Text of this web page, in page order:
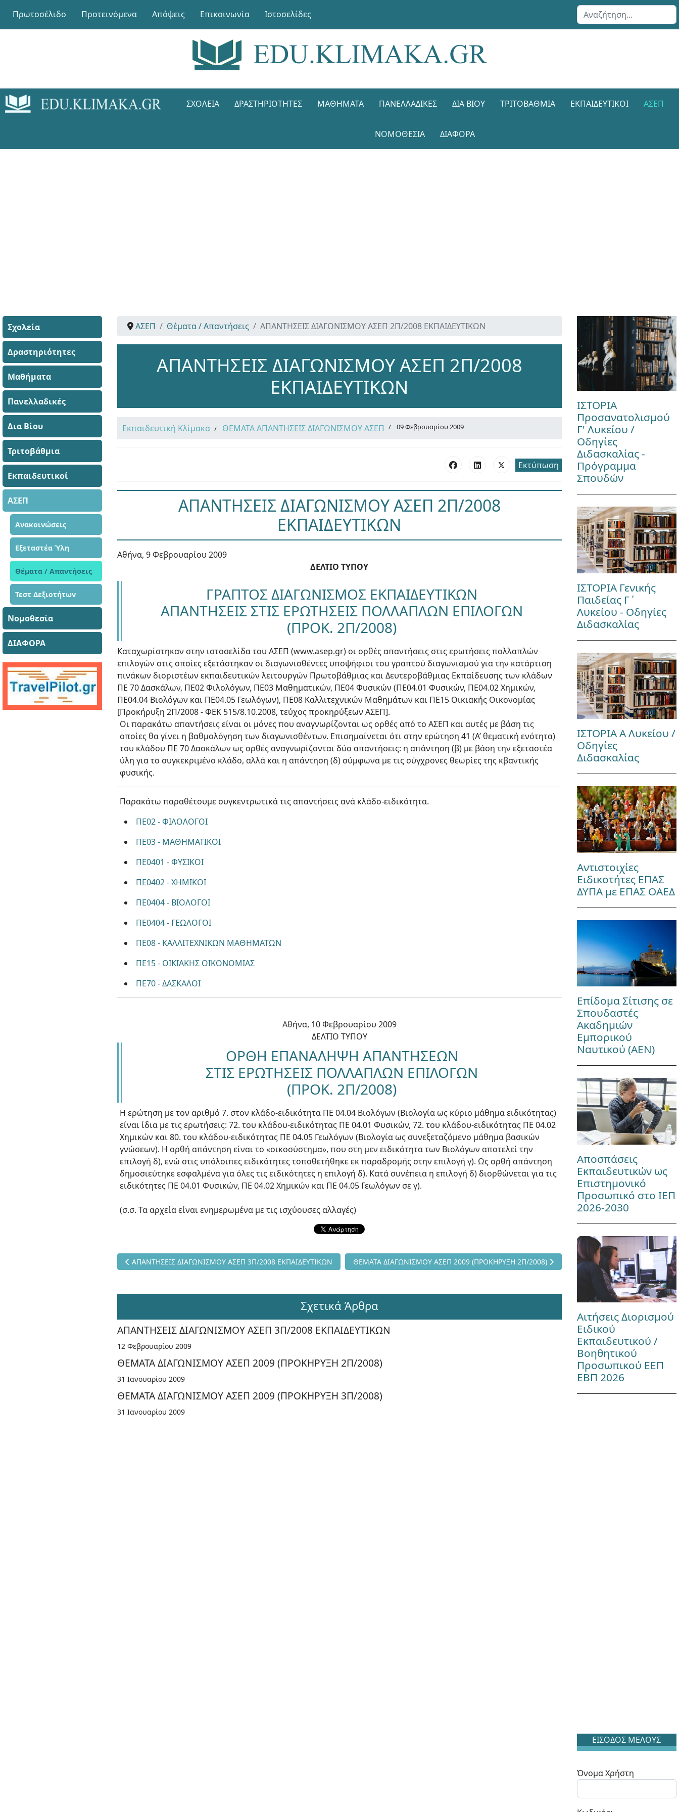
Πρωτοσέλιδο Προτεινόμενα Απόψεις Επικοινωνία Ιστοσελίδες Αναζήτηση...
ΣΧΟΛΕΊΑ ΔΡΑΣΤΗΡΙΌΤΗΤΕΣ ΜΑΘΉΜΑΤΑ ΠΑΝΕΛΛΑΔΙΚΈΣ ΔΙΑ ΒΊΟΥ ΤΡΙΤΟΒΆΘΜΙΑ ΕΚΠΑΙΔΕΥΤΙΚΟΊ ΑΣΕΠ
ΝΟΜΟΘΕΣΊΑ ΔΙΑΦΟΡΑ
Σχολεία
Δραστηριότητες
Μαθήματα
Πανελλαδικές
Δια Βίου
Τριτοβάθμια
Εκπαιδευτικοί
ΑΣΕΠ
Ανακοινώσεις
Εξεταστέα Ύλη
Θέματα / Απαντήσεις
Τεστ Δεξιοτήτων
Νομοθεσία
ΔΙΑΦΟΡΑ
ΑΣΕΠ Θέματα / Απαντήσεις ΑΠΑΝΤΗΣΕΙΣ ΔΙΑΓΩΝΙΣΜΟΥ ΑΣΕΠ 2Π/2008 ΕΚΠΑΙΔΕΥΤΙΚΩΝ
ΑΠΑΝΤΗΣΕΙΣ ΔΙΑΓΩΝΙΣΜΟΥ ΑΣΕΠ 2Π/2008
ΕΚΠΑΙΔΕΥΤΙΚΩΝ
Εκπαιδευτική Κλίμακα ΘΕΜΑΤΑ ΑΠΑΝΤΗΣΕΙΣ ΔΙΑΓΩΝΙΣΜΟΥ ΑΣΕΠ 09 Φεβρουαρίου 2009
Εκτύπωση
ΑΠΑΝΤΗΣΕΙΣ ΔΙΑΓΩΝΙΣΜΟΥ ΑΣΕΠ 2Π/2008
ΕΚΠΑΙΔΕΥΤΙΚΩΝ
Αθήνα, 9 Φεβρουαρίου 2009
ΔΕΛΤΙΟ ΤΥΠΟΥ
ΓΡΑΠΤΟΣ ΔΙΑΓΩΝΙΣΜΟΣ ΕΚΠΑΙΔΕΥΤΙΚΩΝ
ΑΠΑΝΤΗΣΕΙΣ ΣΤΙΣ ΕΡΩΤΗΣΕΙΣ ΠΟΛΛΑΠΛΩΝ ΕΠΙΛΟΓΩΝ
(ΠΡΟΚ. 2Π/2008)
Καταχωρίστηκαν στην ιστοσελίδα του ΑΣΕΠ (www.asep.gr) οι ορθές απαντήσεις στις ερωτήσεις πολλαπλών
επιλογών στις οποίες εξετάστηκαν οι διαγωνισθέντες υποψήφιοι του γραπτού διαγωνισμού για την κατάρτιση
πινάκων διοριστέων εκπαιδευτικών λειτουργών Πρωτοβάθμιας και Δευτεροβάθμιας Εκπαίδευσης των κλάδων
ΠΕ 70 Δασκάλων, ΠΕ02 Φιλολόγων, ΠΕ03 Μαθηματικών, ΠΕ04 Φυσικών (ΠΕ04.01 Φυσικών, ΠΕ04.02 Χημικών,
ΠΕ04.04 Βιολόγων και ΠΕ04.05 Γεωλόγων), ΠΕ08 Καλλιτεχνικών Μαθημάτων και ΠΕ15 Οικιακής Οικονομίας
[Προκήρυξη 2Π/2008 - ΦΕΚ 515/8.10.2008, τεύχος προκηρύξεων ΑΣΕΠ].
Οι παρακάτω απαντήσεις είναι οι μόνες που αναγνωρίζονται ως ορθές από το ΑΣΕΠ και αυτές με βάση τις
οποίες θα γίνει η βαθμολόγηση των διαγωνισθέντων. Επισημαίνεται ότι στην ερώτηση 41 (Α’ θεματική ενότητα)
του κλάδου ΠΕ 70 Δασκάλων ως ορθές αναγνωρίζονται δύο απαντήσεις: η απάντηση (β) με βάση την εξεταστέα
ύλη για το συγκεκριμένο κλάδο, αλλά και η απάντηση (δ) σύμφωνα με τις σύγχρονες θεωρίες της κβαντικής
φυσικής.
Παρακάτω παραθέτουμε συγκεντρωτικά τις απαντήσεις ανά κλάδο-ειδικότητα.
ΠΕ02 - ΦΙΛΟΛΟΓΟΙ
ΠΕ03 - ΜΑΘΗΜΑΤΙΚΟΙ
ΠΕ0401 - ΦΥΣΙΚΟΙ
ΠΕ0402 - ΧΗΜΙΚΟΙ
ΠΕ0404 - ΒΙΟΛΟΓΟΙ
ΠΕ0404 - ΓΕΩΛΟΓΟΙ
ΠΕ08 - ΚΑΛΛΙΤΕΧΝΙΚΩΝ ΜΑΘΗΜΑΤΩΝ
ΠΕ15 - ΟΙΚΙΑΚΗΣ ΟΙΚΟΝΟΜΙΑΣ
ΠΕ70 - ΔΑΣΚΑΛΟΙ
Αθήνα, 10 Φεβρουαρίου 2009
ΔΕΛΤΙΟ ΤΥΠΟΥ
ΟΡΘΗ ΕΠΑΝΑΛΗΨΗ ΑΠΑΝΤΗΣΕΩΝ
ΣΤΙΣ ΕΡΩΤΗΣΕΙΣ ΠΟΛΛΑΠΛΩΝ ΕΠΙΛΟΓΩΝ
(ΠΡΟΚ. 2Π/2008)
Η ερώτηση με τον αριθμό 7. στον κλάδο-ειδικότητα ΠΕ 04.04 Βιολόγων (Βιολογία ως κύριο μάθημα ειδικότητας)
είναι ίδια με τις ερωτήσεις: 72. του κλάδου-ειδικότητας ΠΕ 04.01 Φυσικών, 72. του κλάδου-ειδικότητας ΠΕ 04.02
Χημικών και 80. του κλάδου-ειδικότητας ΠΕ 04.05 Γεωλόγων (Βιολογία ως συνεξεταζόμενο μάθημα βασικών
γνώσεων). Η ορθή απάντηση είναι το «οικοσύστημα», που στη μεν ειδικότητα των Βιολόγων αποτελεί την
επιλογή δ), ενώ στις υπόλοιπες ειδικότητες τοποθετήθηκε εκ παραδρομής στην επιλογή γ). Ως ορθή απάντηση
δημοσιεύτηκε εσφαλμένα για όλες τις ειδικότητες η επιλογή δ). Κατά συνέπεια η επιλογή δ) διορθώνεται για τις
ειδικότητες ΠΕ 04.01 Φυσικών, ΠΕ 04.02 Χημικών και ΠΕ 04.05 Γεωλόγων σε γ).
(σ.σ. Τα αρχεία είναι ενημερωμένα με τις ισχύουσες αλλαγές)
Προηγούμενο άρθρο: ΑΠΑΝΤΗΣΕΙΣ ΔΙΑΓΩΝΙΣΜΟΥ ΑΣΕΠ 3Π/2008 ΕΚΠΑΙΔΕΥΤΙΚΩΝ
ΑΠΑΝΤΗΣΕΙΣ ΔΙΑΓΩΝΙΣΜΟΥ ΑΣΕΠ 3Π/2008 ΕΚΠΑΙΔΕΥΤΙΚΩΝ Επόμενο άρθρο: ΘΕΜΑΤΑ ΔΙΑΓΩΝΙΣΜΟΥ ΑΣΕΠ 2009 (ΠΡΟΚΗΡΥΞΗ 2Π/2008)
ΘΕΜΑΤΑ ΔΙΑΓΩΝΙΣΜΟΥ ΑΣΕΠ 2009 (ΠΡΟΚΗΡΥΞΗ 2Π/2008)
Σχετικά Άρθρα
ΑΠΑΝΤΗΣΕΙΣ ΔΙΑΓΩΝΙΣΜΟΥ ΑΣΕΠ 3Π/2008 ΕΚΠΑΙΔΕΥΤΙΚΩΝ
12 Φεβρουαρίου 2009
ΘΕΜΑΤΑ ΔΙΑΓΩΝΙΣΜΟΥ ΑΣΕΠ 2009 (ΠΡΟΚΗΡΥΞΗ 2Π/2008)
31 Ιανουαρίου 2009
ΘΕΜΑΤΑ ΔΙΑΓΩΝΙΣΜΟΥ ΑΣΕΠ 2009 (ΠΡΟΚΗΡΥΞΗ 3Π/2008)
31 Ιανουαρίου 2009
ΙΣΤΟΡΙΑ
Προσανατολισμού
Γ' Λυκείου /
Οδηγίες
Διδασκαλίας -
Πρόγραμμα
Σπουδών
ΙΣΤΟΡΙΑ Γενικής
Παιδείας Γ΄
Λυκείου - Οδηγίες
Διδασκαλίας
ΙΣΤΟΡΙΑ Α Λυκείου /
Οδηγίες
Διδασκαλίας
Αντιστοιχίες
Ειδικοτήτες ΕΠΑΣ
ΔΥΠΑ με ΕΠΑΣ ΟΑΕΔ
Επίδομα Σίτισης σε
Σπουδαστές
Ακαδημιών
Εμπορικού
Ναυτικού (ΑΕΝ)
Αποσπάσεις
Εκπαιδευτικών ως
Επιστημονικό
Προσωπικό στο ΙΕΠ
2026-2030
Αιτήσεις Διορισμού
Ειδικού
Εκπαιδευτικού /
Βοηθητικού
Προσωπικού ΕΕΠ
ΕΒΠ 2026
ΕΙΣΟΔΟΣ ΜΕΛΟΥΣ
Όνομα Χρήστη